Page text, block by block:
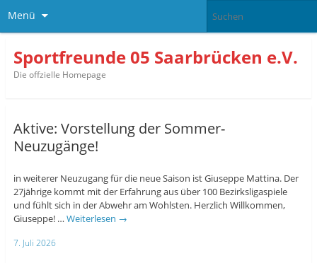
Menü
Sportfreunde 05 Saarbrücken e.V.
Die offzielle Homepage
Aktive: Vorstellung der Sommer-
Neuzugänge!
in weiterer Neuzugang für die neue Saison ist Giuseppe Mattina. Der
27jährige kommt mit der Erfahrung aus über 100 Bezirksligaspiele
und fühlt sich in der Abwehr am Wohlsten. Herzlich Willkommen,
Giuseppe! … Weiterlesen →
7. Juli 2026